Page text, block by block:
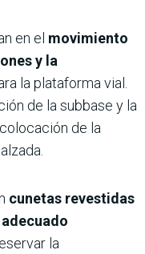
en el movimiento
y la
la plataforma vial.
de la subbase y la
de la
cunetas revestidas
la